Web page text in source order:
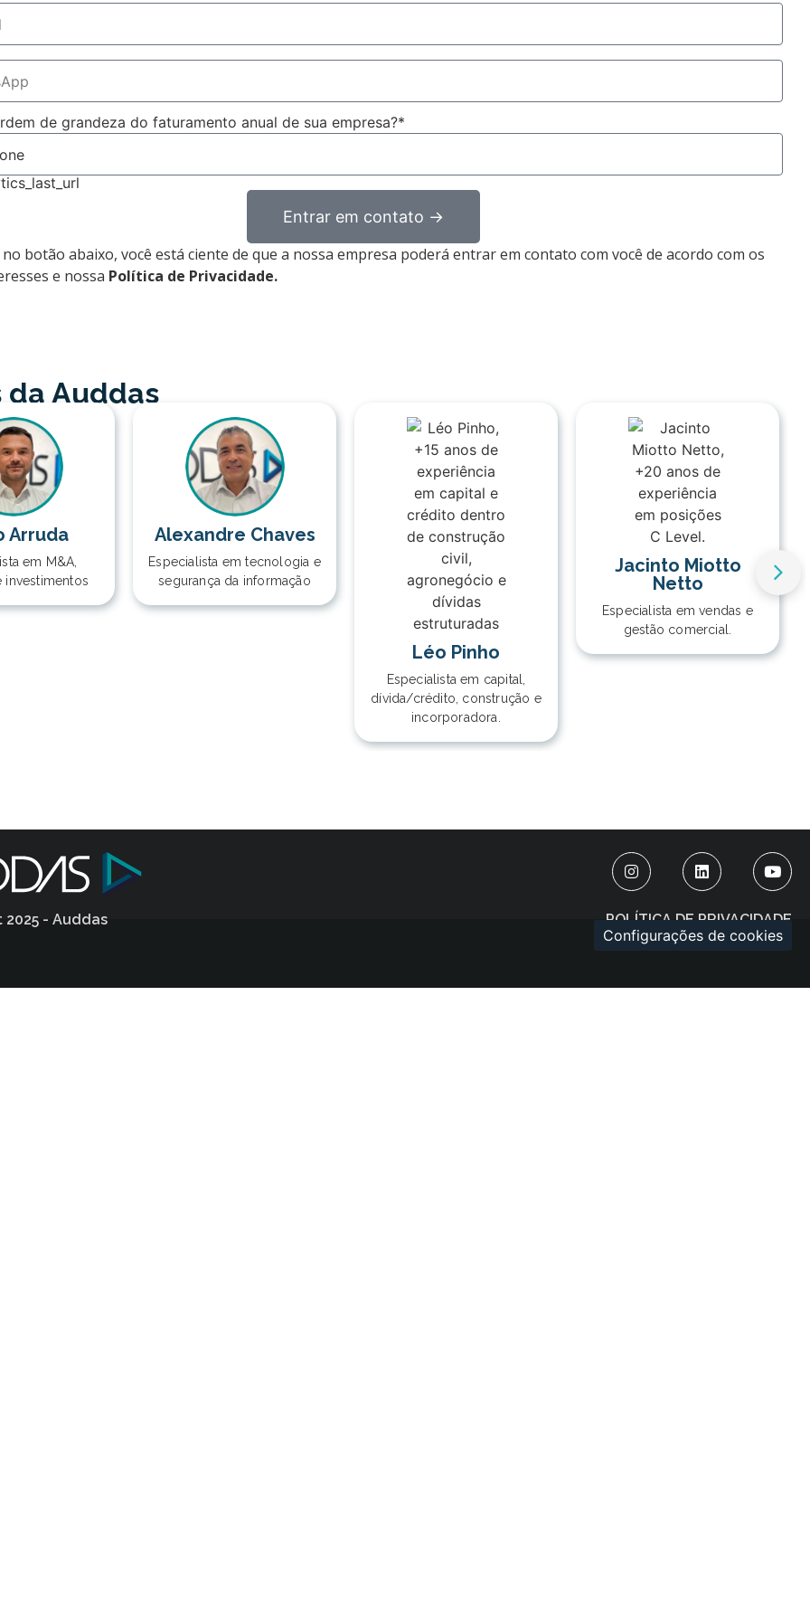
de grandeza do faturamento anual de sua empresa?*
Entrar em contato →
no botão abaixo, você está ciente de que a nossa empresa poderá entrar em contato com você de acordo com os
e nossa Política de Privacidade.
da Auddas
Arruda
em M&A,
investimentos
Alexandre Chaves
Especialista em tecnologia e
segurança da informação
Léo Pinho
Especialista em capital,
dívida/crédito, construção e
incorporadora.
Jacinto Miotto
Netto
Especialista em vendas e
gestão comercial.
- Auddas POLÍTICA DE PRIVACIDADE
Configurações de cookies